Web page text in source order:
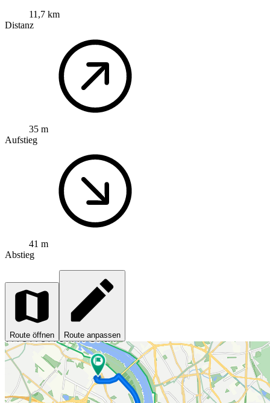
11,7 km
Distanz
35 m
Aufstieg
41 m
Abstieg
Route öffnen Route anpassen